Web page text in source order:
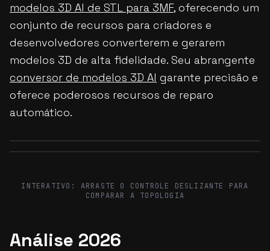
modelos 3D AI de STL para 3MF, oferecendo um
conjunto de recursos para criadores e
desenvolvedores converterem e gerarem
modelos 3D de alta fidelidade. Seu abrangente
conversor de modelos 3D AI garante precisão e
oferece poderosos recursos de reparo
automático.
INTERATIVO: ARRASTE O CONTROLE DESLIZANTE PARA
COMPARAR A TOPOLOGIA
Análise 2026